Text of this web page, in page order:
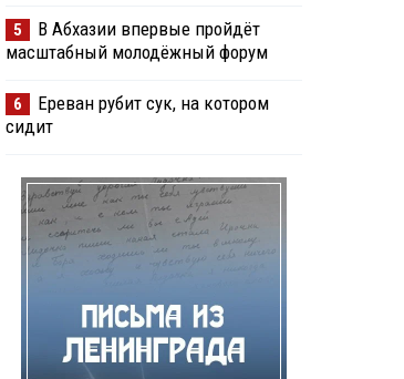
5
В Абхазии впервые пройдёт
масштабный молодёжный форум
6
Ереван рубит сук, на котором
сидит